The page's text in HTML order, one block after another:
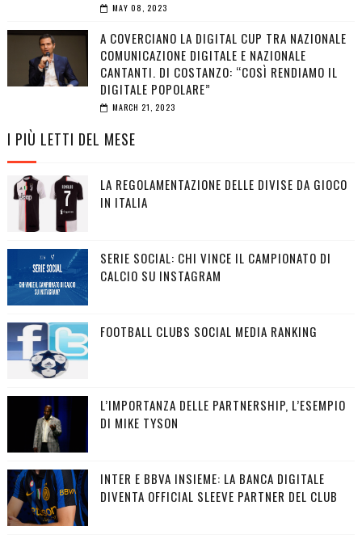
MAY 08, 2023
A COVERCIANO LA DIGITAL CUP TRA NAZIONALE
COMUNICAZIONE DIGITALE E NAZIONALE
CANTANTI. DI COSTANZO: “COSÌ RENDIAMO IL
DIGITALE POPOLARE”
MARCH 21, 2023
I PIÙ LETTI DEL MESE
LA REGOLAMENTAZIONE DELLE DIVISE DA GIOCO
IN ITALIA
SERIE SOCIAL: CHI VINCE IL CAMPIONATO DI
CALCIO SU INSTAGRAM
FOOTBALL CLUBS SOCIAL MEDIA RANKING
L’IMPORTANZA DELLE PARTNERSHIP, L’ESEMPIO
DI MIKE TYSON
INTER E BBVA INSIEME: LA BANCA DIGITALE
DIVENTA OFFICIAL SLEEVE PARTNER DEL CLUB